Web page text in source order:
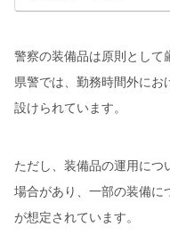
警察の装備品は原則として
県警では、勤務時間外にお
設けられています。
ただし、装備品の運用につ
場合があり、一部の装備に
が想定されています。